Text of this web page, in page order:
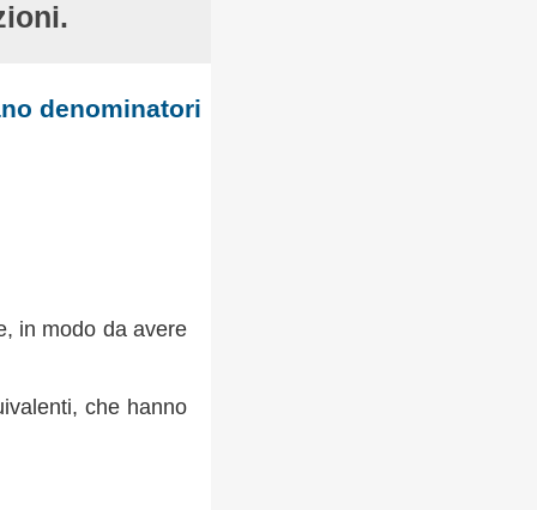
denominatori
in modo da avere
che hanno